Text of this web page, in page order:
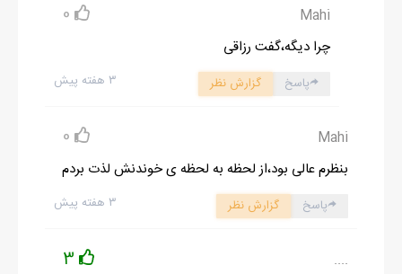
Mahi
0
چرا دیگه،گفت رزاقی
۳ هفته پیش پاسخ گزارش نظر
Mahi
0
بنظرم عالی بود،از لحظه به لحظه ی خوندنش لذت بردم
۳ هفته پیش پاسخ گزارش نظر
....
3